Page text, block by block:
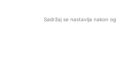
Sadržaj se nastavlja nakon